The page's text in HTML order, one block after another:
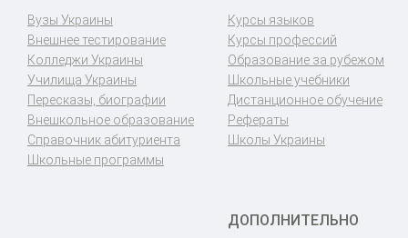
Вузы Украины
Внешнее тестирование
Колледжи Украины
Училища Украины
Пересказы, биографии
Внешкольное образование
Справочник абитуриента
Школьные программы
Курсы языков
Курсы профессий
Образование за рубежом
Школьные учебники
Дистанционное обучение
Рефераты
Школы Украины
ДОПОЛНИТЕЛЬНО